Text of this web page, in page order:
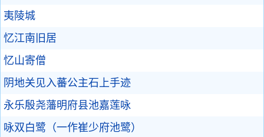
夷陵城
忆江南旧居
忆山寄僧
阴地关见入蕃公主石上手迹
永乐殷尧藩明府县池嘉莲咏
咏双白鹭（一作崔少府池鹭）